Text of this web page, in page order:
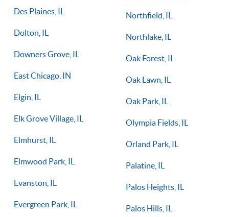
Des Plaines, IL
Dolton, IL
Downers Grove, IL
East Chicago, IN
Elgin, IL
Elk Grove Village, IL
Elmhurst, IL
Elmwood Park, IL
Evanston, IL
Evergreen Park, IL
Northfield, IL
Northlake, IL
Oak Forest, IL
Oak Lawn, IL
Oak Park, IL
Olympia Fields, IL
Orland Park, IL
Palatine, IL
Palos Heights, IL
Palos Hills, IL